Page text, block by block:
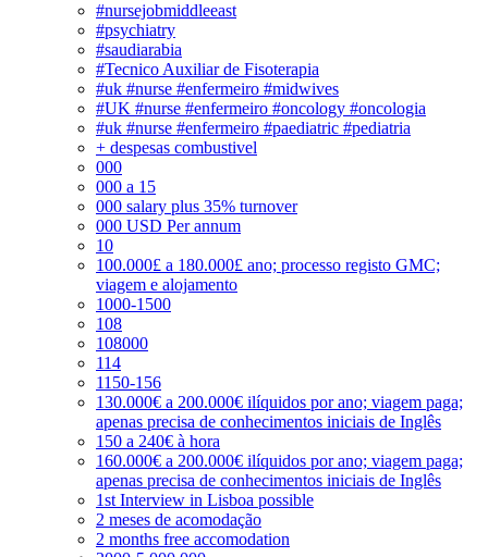
#nursejobmiddleeast
#psychiatry
#saudiarabia
#Tecnico Auxiliar de Fisoterapia
#uk #nurse #enfermeiro #midwives
#UK #nurse #enfermeiro #oncology #oncologia
#uk #nurse #enfermeiro #paediatric #pediatria
+ despesas combustivel
000
000 a 15
000 salary plus 35% turnover
000 USD Per annum
10
100.000£ a 180.000£ ano; processo registo GMC;
viagem e alojamento
1000-1500
108
108000
114
1150-156
130.000€ a 200.000€ ilíquidos por ano; viagem paga;
apenas precisa de conhecimentos iniciais de Inglês
150 a 240€ à hora
160.000€ a 200.000€ ilíquidos por ano; viagem paga;
apenas precisa de conhecimentos iniciais de Inglês
1st Interview in Lisboa possible
2 meses de acomodação
2 months free accomodation